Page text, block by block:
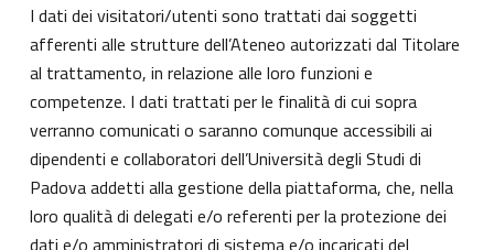
I dati dei visitatori/utenti sono trattati dai soggetti
afferenti alle strutture dell’Ateneo autorizzati dal Titolare
al trattamento, in relazione alle loro funzioni e
competenze. I dati trattati per le finalità di cui sopra
verranno comunicati o saranno comunque accessibili ai
dipendenti e collaboratori dell’Università degli Studi di
Padova addetti alla gestione della piattaforma, che, nella
loro qualità di delegati e/o referenti per la protezione dei
dati e/o amministratori di sistema e/o incaricati del